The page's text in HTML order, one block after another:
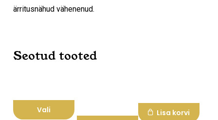
ärritusnähud vähenenud.
Seotud tooted
Vali Lisa korvi